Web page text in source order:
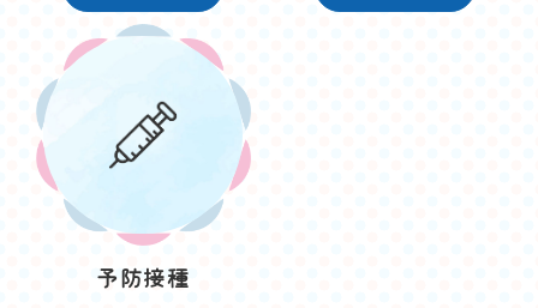
予防接種